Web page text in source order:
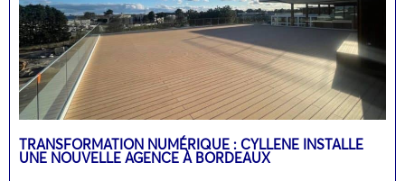
TRANSFORMATION NUMÉRIQUE : CYLLENE INSTALLE
UNE NOUVELLE AGENCE À BORDEAUX